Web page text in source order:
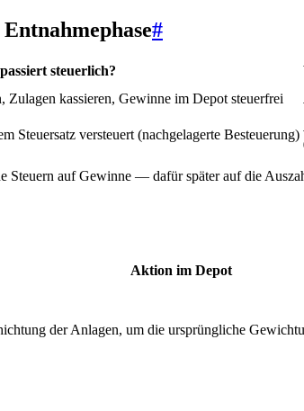
#
steuerlich?
Zulagen kassieren, Gewinne im Depot steuerfrei
Steuersatz versteuert (nachgelagerte Besteuerung)
Steuern auf Gewinne — dafür später auf die
Aktion im Depot
der Anlagen, um die ursprüngliche